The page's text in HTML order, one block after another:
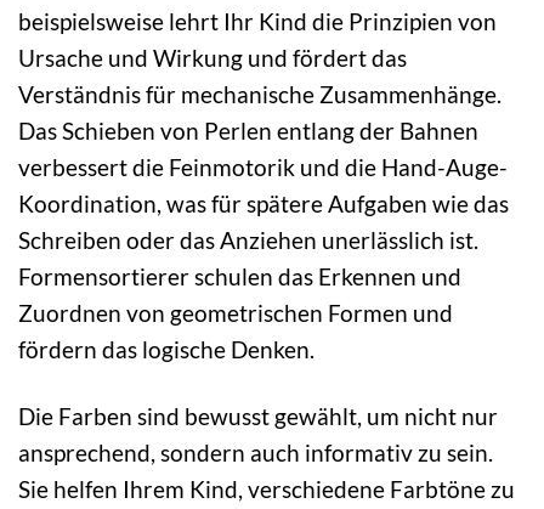
beispielsweise lehrt Ihr Kind die Prinzipien von
Ursache und Wirkung und fördert das
Verständnis für mechanische Zusammenhänge.
Das Schieben von Perlen entlang der Bahnen
verbessert die Feinmotorik und die Hand-Auge-
Koordination, was für spätere Aufgaben wie das
Schreiben oder das Anziehen unerlässlich ist.
Formensortierer schulen das Erkennen und
Zuordnen von geometrischen Formen und
fördern das logische Denken.
Die Farben sind bewusst gewählt, um nicht nur
ansprechend, sondern auch informativ zu sein.
Sie helfen Ihrem Kind, verschiedene Farbtöne zu